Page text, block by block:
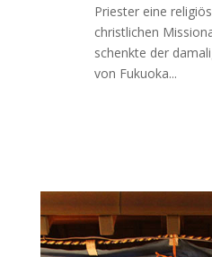
Priester eine
christlichen
schenkte der
von Fukuoka...